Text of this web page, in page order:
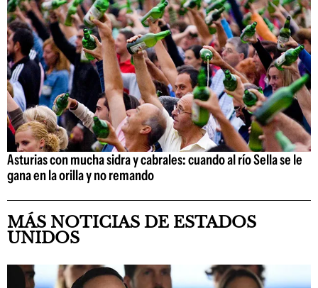
Asturias con mucha sidra y cabrales: cuando al río Sella se le
gana en la orilla y no remando
MÁS NOTICIAS DE ESTADOS
UNIDOS